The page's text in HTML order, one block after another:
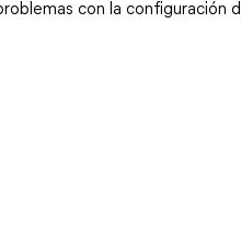
con la configuración